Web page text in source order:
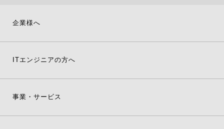
企業様へ
ITエンジニアの方へ
事業・サービス